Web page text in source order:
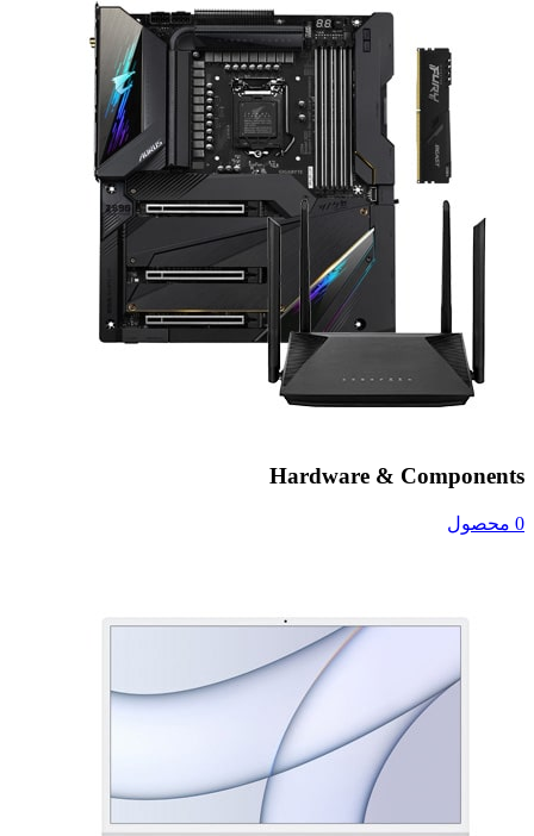
Hardware & Components
0 محصول